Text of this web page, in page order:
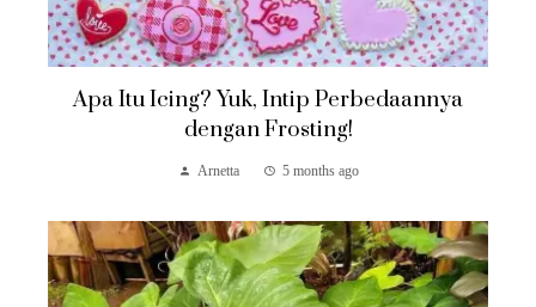
Apa Itu Icing? Yuk, Intip Perbedaannya
dengan Frosting!
Arnetta 5 months ago